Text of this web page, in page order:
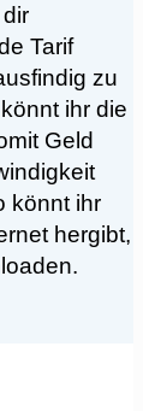
Tarif
zu
ihr die
Geld
könnt ihr
hergibt,